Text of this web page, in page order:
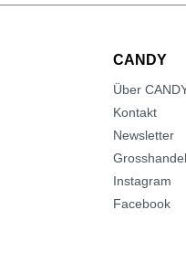
CANDY
Über
Kontakt
Newsletter
Grosshandel
Instagram
Facebook